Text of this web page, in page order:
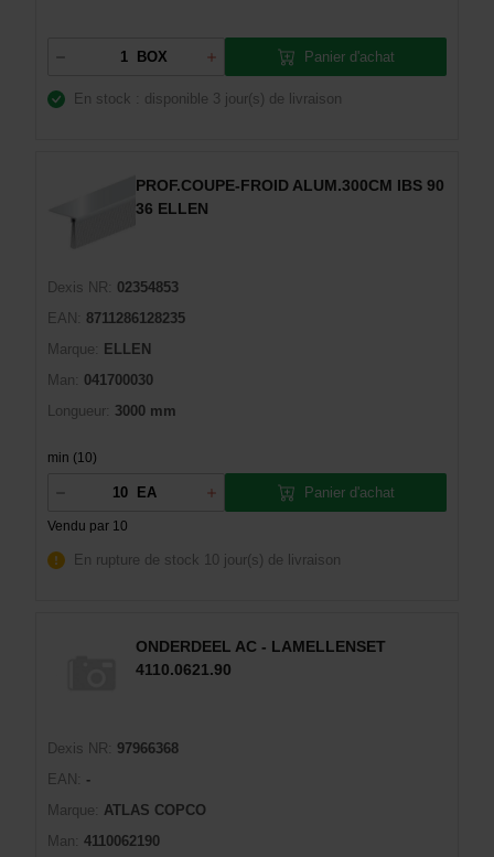
BOX Panier d'achat
En stock : disponible 3 jour(s) de livraison
PROF.COUPE-FROID ALUM.300CM IBS 90
36 ELLEN
Dexis NR:
02354853
EAN:
8711286128235
Marque:
ELLEN
Man:
041700030
Longueur: 3000 mm
min (10)
EA
Vendu par 10
Panier d'achat
En rupture de stock 10 jour(s) de livraison
ONDERDEEL AC - LAMELLENSET
4110.0621.90
Dexis NR:
97966368
EAN:
-
Marque:
ATLAS COPCO
Man: 4110062190